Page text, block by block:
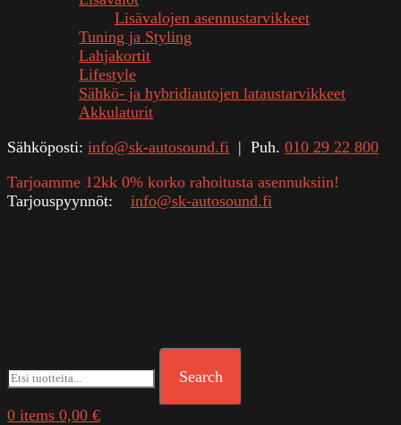
Lisävalojen asennustarvikkeet
Tuning ja Styling
Lahjakortit
Lifestyle
Sähkö- ja hybridiautojen lataustarvikkeet
Akkulaturit
Sähköposti: info@sk-autosound.fi | Puh. 010 29 22 800
Tarjoamme 12kk 0% korko rahoitusta asennuksiin!
Tarjouspyynnöt:
info@sk-autosound.fi
Search
0 items 0,00 €